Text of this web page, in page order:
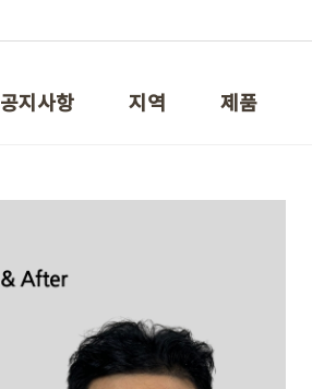
공지사항 지역 제품